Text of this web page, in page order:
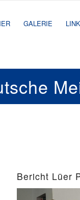
GALERIE
Bericht Lüer